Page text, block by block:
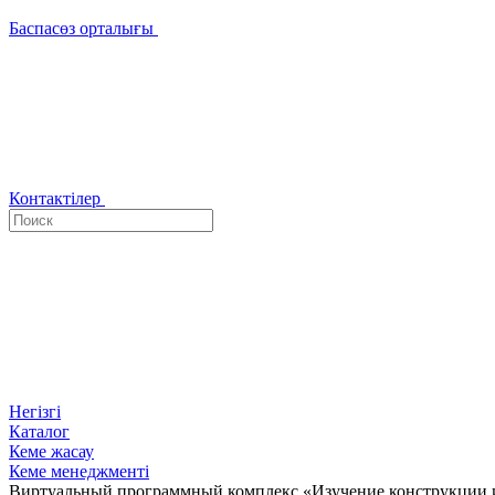
Баспасөз орталығы
Контактілер
Негізгі
Каталог
Кеме жасау
Кеме менеджменті
Виртуальный программный комплекс «Изучение конструкции